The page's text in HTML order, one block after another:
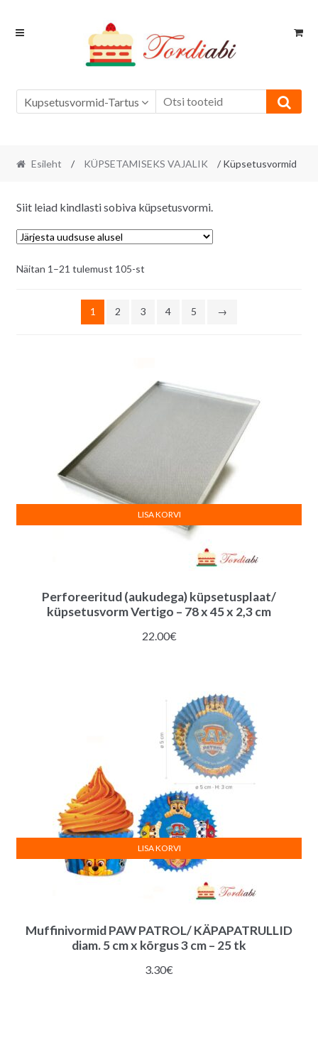
Skip
Skip
Kupsetusvormid-Tartus
Esileht / KÜPSETAMISEKS VAJALIK / Küpsetusvormid
Siit leiad kindlasti sobiva küpsetusvormi.
Näitan 1–21 tulemust 105-stSorditud
1
2 3 4 5 →
Perforeeritud (aukudega) küpsetusplaat/
küpsetusvorm Vertigo – 78 x 45 x 2,3 cm
22.00€
LISA KORVI
Muffinivormid PAW PATROL/ KÄPAPATRULLID
diam. 5 cm x kõrgus 3 cm – 25 tk
3.30€
LISA KORVI